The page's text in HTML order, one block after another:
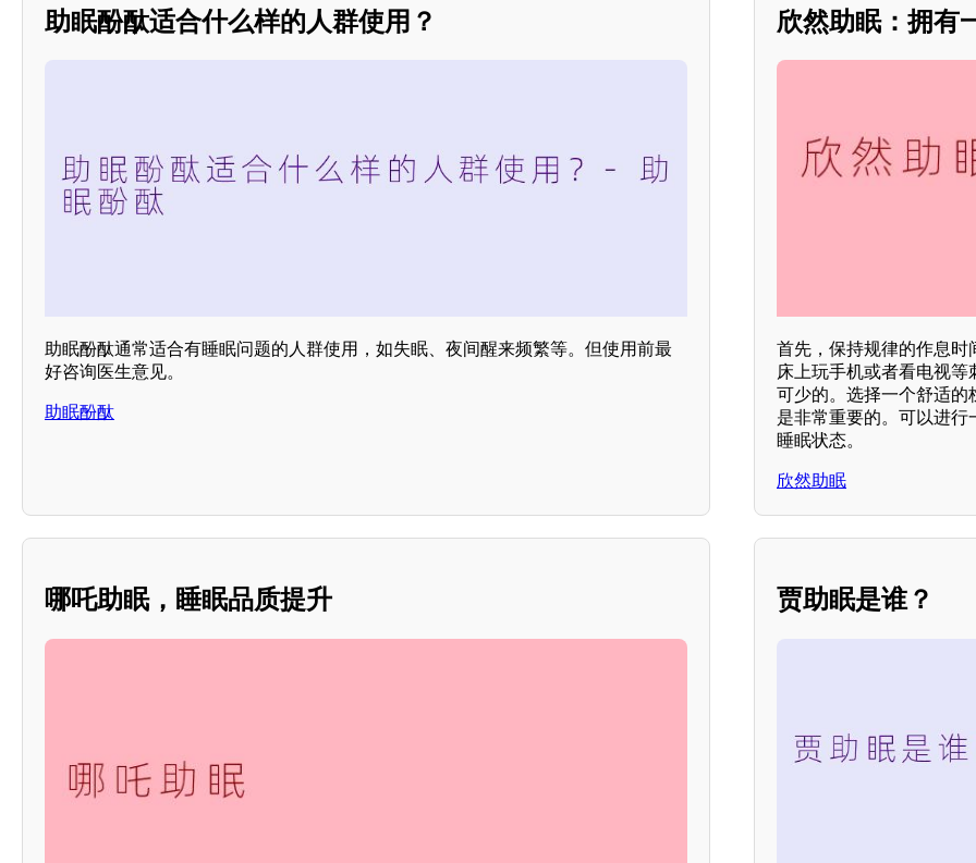
助眠酚酞适合什么样的人群使用？
助眠酚酞通常适合有睡眠问题的人群使用，如失眠、夜间醒来频繁等。但使用前最
好咨询医生意见。
助眠酚酞
欣然助眠：拥有
首先，保持规律的作息时
床上玩手机或者看电视
可少的。选择一个舒适
是非常重要的。可以进
睡眠状态。
欣然助眠
哪吒助眠，睡眠品质提升 贾助眠是谁？